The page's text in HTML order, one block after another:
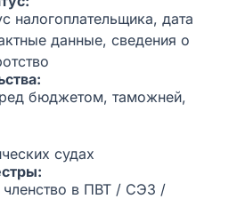
налогоплательщика, дата
данные, сведения о
бюджетом, таможней,
судах
членство в ПВТ / СЭЗ /